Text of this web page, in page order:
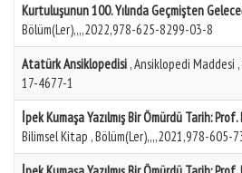
Kurtuluşunun 100. Yılında Geçmişten
Bölüm(Ler),,,,2022,978-625-8299-03-8
Atatürk Ansiklopedisi , Ansiklopedi Maddesi
17-4677-1
İpek Kumaşa Yazılmış Bir Ömürdü Tarih:
Bilimsel Kitap , Bölüm(Ler),,,,2021,978-605-